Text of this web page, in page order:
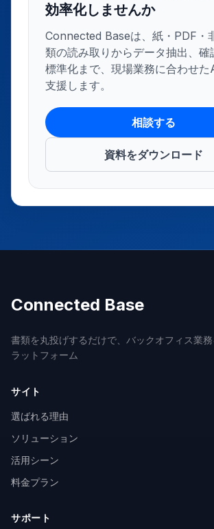
効率化しませんか
Connected Baseは、紙・PDF・
類の読み取りからデータ抽出、確
標準化まで、現場業務に合わせた
支援します。
相談する
資料をダウンロード
Connected Base
書類を丸投げするだけで、バックオフィス業
ラットフォーム
サイト
選ばれる理由
ソリューション
活用シーン
料金プラン
サポート